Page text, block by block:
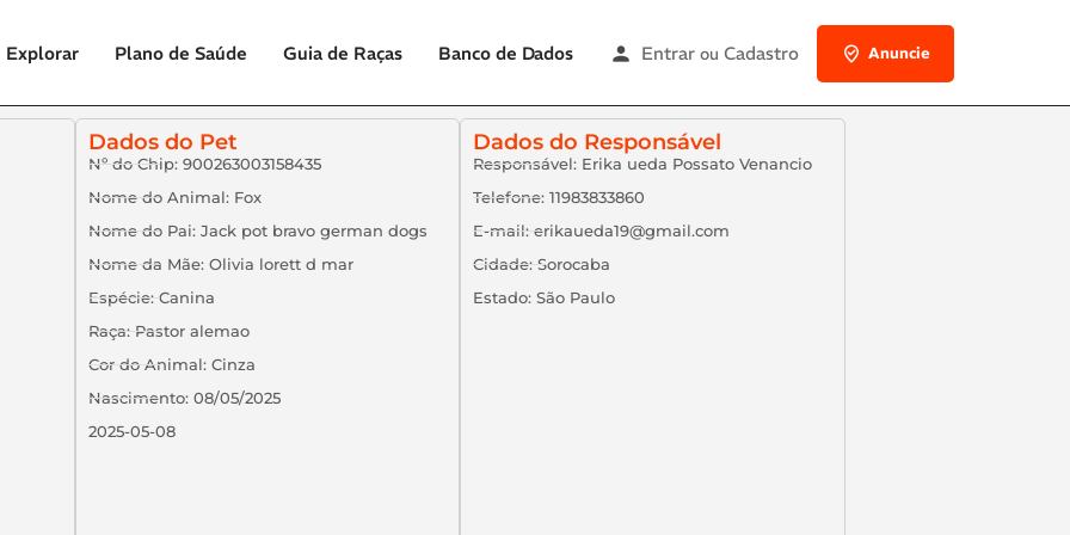
Explorar Plano de Saúde Guia de Raças Banco de Dados Entrar ou Cadastro Anuncie
Dados do Pet
Nº do Chip: 900263003158435
Nome do Animal: Fox
Nome do Pai: Jack pot bravo german dogs
Nome da Mãe: Olivia lorett d mar
Espécie: Canina
Raça: Pastor alemao
Cor do Animal: Cinza
Nascimento: 08/05/2025
2025-05-08
Dados do Responsável
Responsável: Erika ueda Possato Venancio
Telefone: 11983833860
E-mail: erikaueda19@gmail.com
Cidade: Sorocaba
Estado: São Paulo